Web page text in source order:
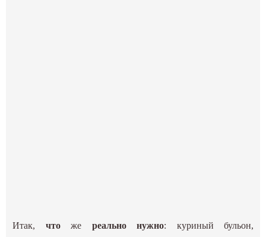
Итак, чтоже реально нужно: куриный бульон,